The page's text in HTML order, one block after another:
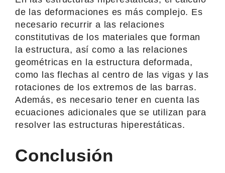
de las deformaciones es más complejo. Es
necesario recurrir a las relaciones
constitutivas de los materiales que forman
la estructura, así como a las relaciones
geométricas en la estructura deformada,
como las flechas al centro de las vigas y las
rotaciones de los extremos de las barras.
Además, es necesario tener en cuenta las
ecuaciones adicionales que se utilizan para
resolver las estructuras hiperestáticas.
Conclusión